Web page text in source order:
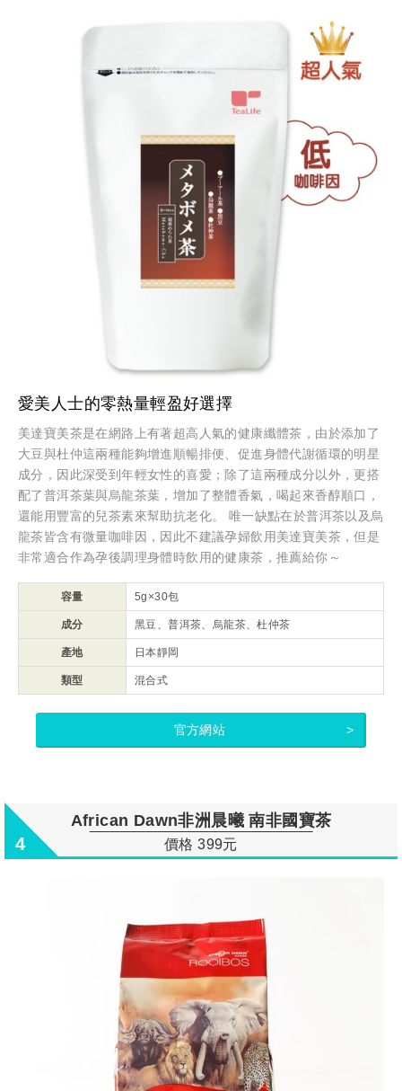
愛美人士的零熱量輕盈好選擇
美達寶美茶是在網路上有著超高人氣的健康纖體茶，由於添加了
大豆與杜仲這兩種能夠增進順暢排便、促進身體代謝循環的明星
成分，因此深受到年輕女性的喜愛；除了這兩種成分以外，更搭
配了普洱茶葉與烏龍茶葉，增加了整體香氣，喝起來香醇順口，
還能用豐富的兒茶素來幫助抗老化。 唯一缺點在於普洱茶以及烏
龍茶皆含有微量咖啡因，因此不建議孕婦飲用美達寶美茶，但是
非常適合作為孕後調理身體時飲用的健康茶，推薦給你～
容量 5g×30包
成分 黑豆、普洱茶、烏龍茶、杜仲茶
產地 日本靜岡
類型 混合式
官方網站
4
African Dawn非洲晨曦 南非國寶茶
價格 399元